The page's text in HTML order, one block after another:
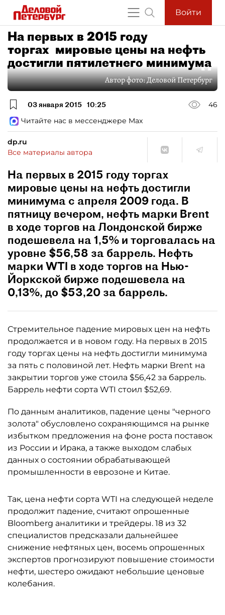
Войти
На первых в 2015 году
торгах мировые цены на нефть
достигли пятилетнего минимума
Автор фото:Деловой Петербург
03 января 2015 10:25
46
Читайте нас в мессенджере Max
dp.ru
Все материалы автора
На первых в 2015 году торгах
мировые цены на нефть достигли
минимума с апреля 2009 года. В
пятницу вечером, нефть марки Brent
в ходе торгов на Лондонской бирже
подешевела на 1,5% и торговалась на
уровне $56,58 за баррель. Нефть
марки WTI в ходе торгов на Нью-
Йоркской бирже подешевела на
0,13%, до $53,20 за баррель.
Стремительное падение мировых цен на нефть
продолжается и в новом году. На первых в 2015
году торгах цены на нефть достигли минимума
за пять с половиной лет. Нефть марки Brent на
закрытии торгов уже стоила $56,42 за баррель.
Баррель нефти сорта WTI стоил $52,69.
По данным аналитиков, падение цены "черного
золота" обусловлено сохраняющимся на рынке
избытком предложения на фоне роста поставок
из России и Ирака, а также выходом слабых
данных о состоянии обрабатывающей
промышленности в еврозоне и Китае.
Так, цена нефти сорта WTI на следующей неделе
продолжит падение, считают опрошенные
Bloomberg аналитики и трейдеры. 18 из 32
специалистов предсказали дальнейшее
снижение нефтяных цен, восемь опрошенных
экспертов прогнозируют повышение стоимости
нефти, шестеро ожидают небольшие ценовые
колебания.